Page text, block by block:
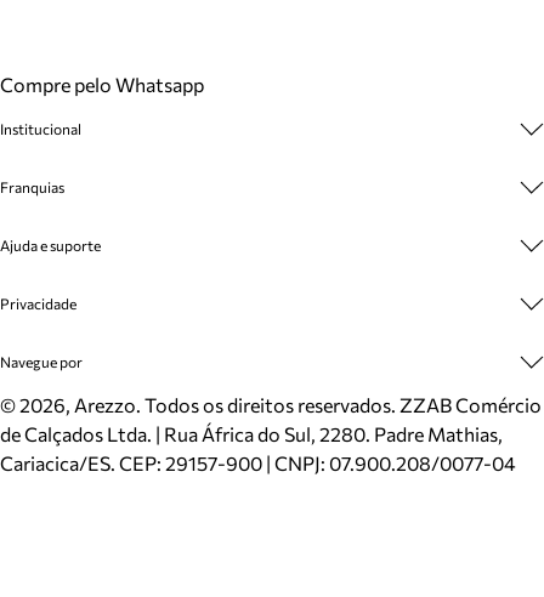
Compre pelo Whatsapp
Institucional
Cashback
Venda Corporativa
Mapa do Site
Inverno
Mundo Arezzo
Franquias
Plano de Negócio
Ajuda e suporte
Cadastro
Meus Pedidos
Trocas e Devoluções
Cartão Presente
Localizador de lojas
Privacidade
Politica e Privacidade
Navegue por
Sapatos
Bolsas
Scarpins
©2026, Arezzo. Todos os direitos reservados. ZZAB Comércio
de Calçados Ltda. | Rua África do Sul, 2280. Padre Mathias,
Cariacica/ES. CEP: 29157-900 | CNPJ: 07.900.208/0077-04